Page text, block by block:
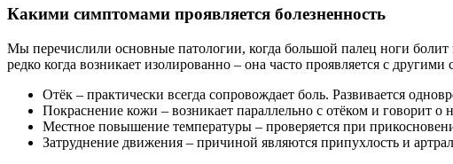
Какими симптомами проявляется болезненность
Мы перечислили основные патологии, когда большой палец ноги
редко когда возникает изолированно – она часто проявляется с
Отёк – практически всегда сопровождает боль. Развивается
Покраснение кожи – возникает параллельно с отёком и говорит о
Местное повышение температуры – проверяется при
Затруднение движения – причиной являются припухлость и